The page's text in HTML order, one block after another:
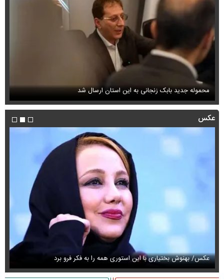
محموله جدید بابک زنجانی به این استان ارسال شد
عکس
عکس/ بهنوش بختیاری با این استوری همه را به فکر فرو برد